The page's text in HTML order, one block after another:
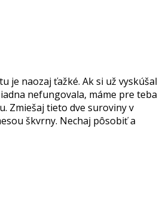
je naozaj ťažké. Ak si už vyskúšal
nefungovala, máme pre teba
Zmiešaj tieto dve suroviny v
škvrny. Nechaj pôsobiť a